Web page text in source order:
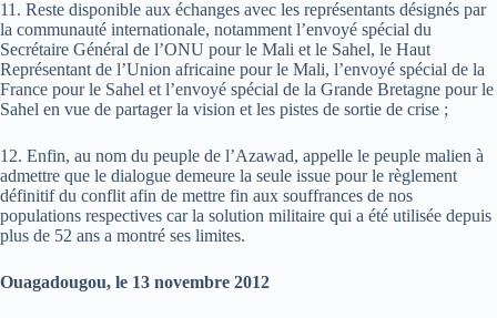
11. Reste disponible aux échanges avec les représentants désignés par
la communauté internationale, notamment l’envoyé spécial du
Secrétaire Général de l’ONU pour le Mali et le Sahel, le Haut
Représentant de l’Union africaine pour le Mali, l’envoyé spécial de la
France pour le Sahel et l’envoyé spécial de la Grande Bretagne pour le
Sahel en vue de partager la vision et les pistes de sortie de crise ;
12. Enfin, au nom du peuple de l’Azawad, appelle le peuple malien à
admettre que le dialogue demeure la seule issue pour le règlement
définitif du conflit afin de mettre fin aux souffrances de nos
populations respectives car la solution militaire qui a été utilisée depuis
plus de 52 ans a montré ses limites.
Ouagadougou, le 13 novembre 2012